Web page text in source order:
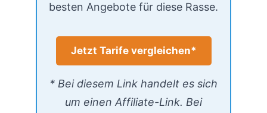
besten Angebote für diese Rasse.
Jetzt Tarife vergleichen*
* Bei diesem Link handelt es sich
um einen Affiliate-Link. Bei